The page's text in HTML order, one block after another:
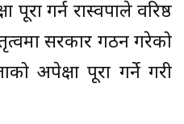
गर्न रास्वपाले वरिष्ठ
सरकार गठन गरेको
अपेक्षा पूरा गर्ने गरी